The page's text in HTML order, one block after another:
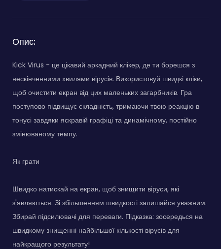
Опис:
Kick Virus - це цікавий аркадний клікер, де ти борешся з
нескінченними хвилями вірусів. Використовуй швидкі кліки,
щоб очистити екран від цих маленьких загарбників. Гра
поступово підвищує складність, тримаючи твою реакцію в
тонусі завдяки яскравій графіці та динамічному, постійно
змінюваному темпу.
Як грати
Швидко натискай на екран, щоб знищити віруси, які
з'являються. Зі збільшенням швидкості залишайся уважним.
Збирай підсилювачі для переваги. Підказка: зосередься на
швидкому знищенні найбільшої кількості вірусів для
найкращого результату!